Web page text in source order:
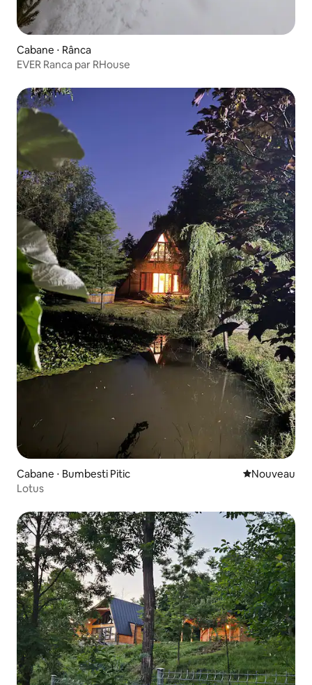
Cabane ⋅ Rânca
EVER Ranca par RHouse
Cabane ⋅ Bumbesti Pitic Nouvel
Nouveau
Lotus